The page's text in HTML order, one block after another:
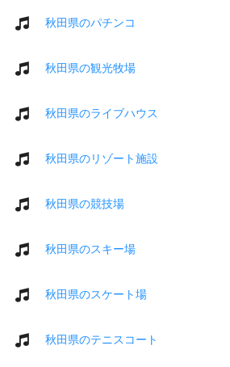
秋田県のパチンコ
秋田県の観光牧場
秋田県のライブハウス
秋田県のリゾート施設
秋田県の競技場
秋田県のスキー場
秋田県のスケート場
秋田県のテニスコート